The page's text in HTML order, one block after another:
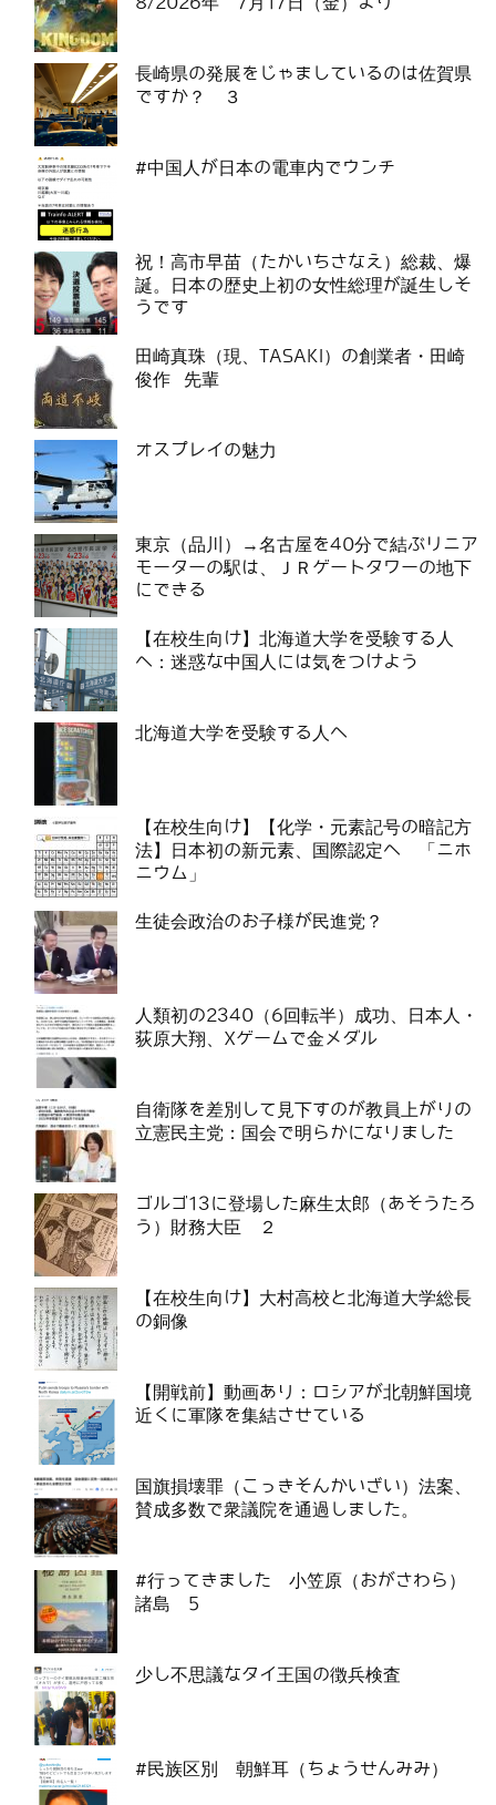
長崎県の発展をじゃましているのは佐賀県
ですか？ ３
#中国人が日本の電車内でウンチ
祝！高市早苗（たかいちさなえ）総裁、爆
誕。日本の歴史上初の女性総理が誕生しそ
うです
田崎真珠（現、TASAKI）の創業者・田崎
俊作 先輩
オスプレイの魅力
東京（品川）→名古屋を40分で結ぶリニア
モーターの駅は、ＪＲゲートタワーの地下
にできる
【在校生向け】北海道大学を受験する人
へ：迷惑な中国人には気をつけよう
北海道大学を受験する人へ
【在校生向け】【化学・元素記号の暗記方
法】日本初の新元素、国際認定へ 「ニホ
ニウム」
生徒会政治のお子様が民進党？
人類初の2340（6回転半）成功、日本人・
荻原大翔、Xゲームで金メダル
自衛隊を差別して見下すのが教員上がりの
立憲民主党：国会で明らかになりました
ゴルゴ13に登場した麻生太郎（あそうたろ
う）財務大臣 ２
【在校生向け】大村高校と北海道大学総長
の銅像
【開戦前】動画あり：ロシアが北朝鮮国境
近くに軍隊を集結させている
国旗損壊罪（こっきそんかいざい）法案、
賛成多数で衆議院を通過しました。
#行ってきました 小笠原（おがさわら）
諸島 5
少し不思議なタイ王国の徴兵検査
#民族区別 朝鮮耳（ちょうせんみみ）